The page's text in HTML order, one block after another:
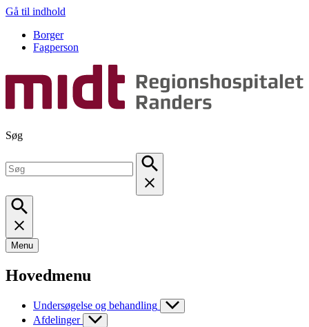
Gå til indhold
Borger
Fagperson
Søg
Menu
Hovedmenu
Undersøgelse og behandling
Afdelinger